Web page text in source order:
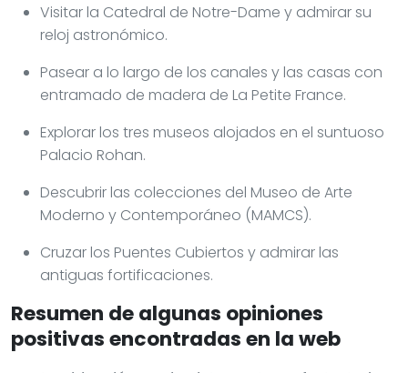
Visitar la Catedral de Notre-Dame y admirar su
reloj astronómico.
Pasear a lo largo de los canales y las casas con
entramado de madera de La Petite France.
Explorar los tres museos alojados en el suntuoso
Palacio Rohan.
Descubrir las colecciones del Museo de Arte
Moderno y Contemporáneo (MAMCS).
Cruzar los Puentes Cubiertos y admirar las
antiguas fortificaciones.
Resumen de algunas opiniones
positivas encontradas en la web